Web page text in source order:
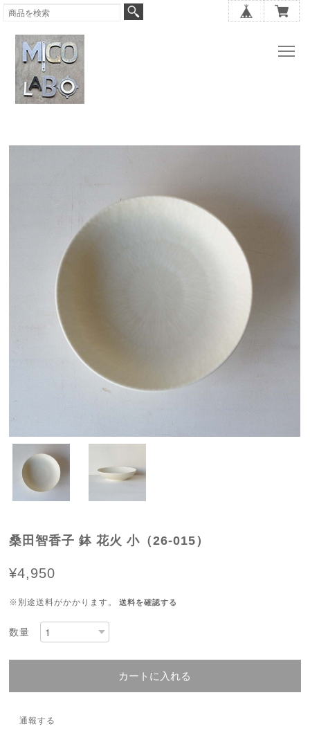
桑田智香子 鉢 花火 小（26-015）
¥4,950
※別途送料がかかります。 送料を確認する
数量
カートに入れる
通報する